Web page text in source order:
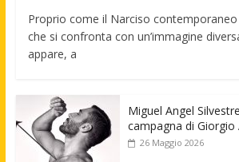
Proprio come il Narciso
che si confronta con un’immagine
appare, a
Miguel Angel
campagna di Giorgio
26 Maggio 2026